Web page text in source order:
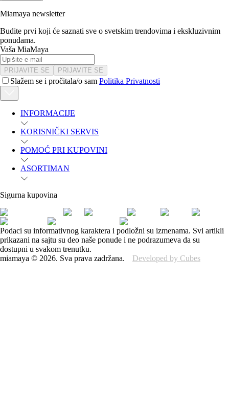
Miamaya newsletter
Budite prvi koji će saznati sve o svetskim trendovima i ekskluzivnim
ponudama.
Vaša MiaMaya
PRIJAVITE SE PRIJAVITE SE
Slažem se i pročitala/o sam Politika Privatnosti
INFORMACIJE
KORISNIČKI SERVIS
POMOĆ PRI KUPOVINI
ASORTIMAN
Sigurna kupovina
Podaci su informativnog karaktera i podložni su izmenama. Svi artikli
prikazani na sajtu su deo naše ponude i ne podrazumeva da su
dostupni u svakom trenutku.
miamaya © 2026. Sva prava zadržana. Developed by Cubes